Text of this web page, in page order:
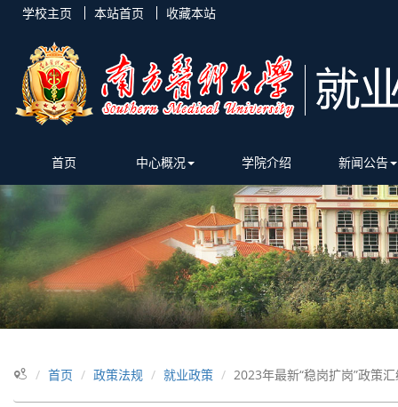
学校主页 本站首页 收藏本站
首页 中心概况 学院介绍 新闻公告
首页 政策法规 就业政策 2023年最新“稳岗扩岗”政策